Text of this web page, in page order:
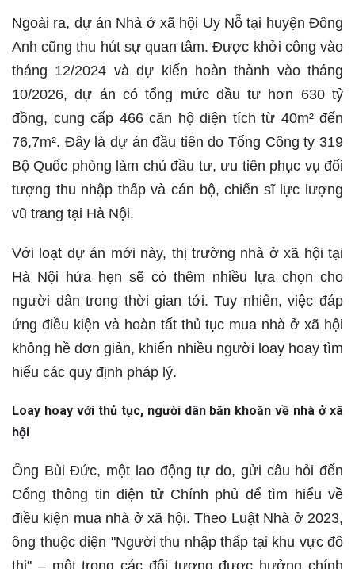
Ngoài ra, dự án Nhà ở xã hội Uy Nỗ tại huyện Đông
Anh cũng thu hút sự quan tâm. Được khởi công vào
tháng 12/2024 và dự kiến hoàn thành vào tháng
10/2026, dự án có tổng mức đầu tư hơn 630 tỷ
đồng, cung cấp 466 căn hộ diện tích từ 40m² đến
76,7m². Đây là dự án đầu tiên do Tổng Công ty 319
Bộ Quốc phòng làm chủ đầu tư, ưu tiên phục vụ đối
tượng thu nhập thấp và cán bộ, chiến sĩ lực lượng
vũ trang tại Hà Nội.
Với loạt dự án mới này, thị trường nhà ở xã hội tại
Hà Nội hứa hẹn sẽ có thêm nhiều lựa chọn cho
người dân trong thời gian tới. Tuy nhiên, việc đáp
ứng điều kiện và hoàn tất thủ tục mua nhà ở xã hội
không hề đơn giản, khiến nhiều người loay hoay tìm
hiểu các quy định pháp lý.
Loay hoay với thủ tục, người dân băn khoăn về nhà ở xã
hội
Ông Bùi Đức, một lao động tự do, gửi câu hỏi đến
Cổng thông tin điện tử Chính phủ để tìm hiểu về
điều kiện mua nhà ở xã hội. Theo Luật Nhà ở 2023,
ông thuộc diện "Người thu nhập thấp tại khu vực đô